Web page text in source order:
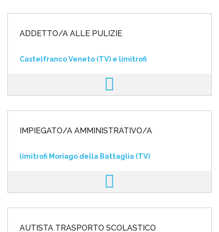
ADDETTO/A ALLE PULIZIE
Castelfranco Veneto (TV) e limitrofi
IMPIEGATO/A AMMINISTRATIVO/A
limitrofi Moriago della Battaglia (TV)
AUTISTA TRASPORTO SCOLASTICO